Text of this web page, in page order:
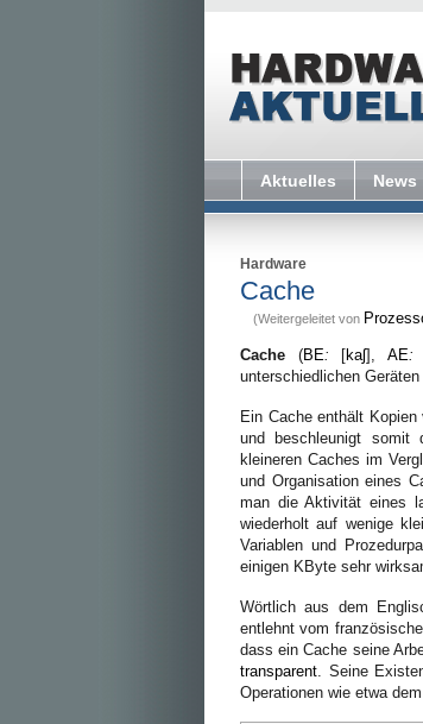
Aktuelles News
Hardware
Cache
(Weitergeleitet von
Cache (BE: [kaʃ], AE:
unterschiedlichen
Ein Cache enthält
und beschleunigt somit
kleineren Caches im
und Organisation eines
man die Aktivität eines
wiederholt auf wenige
Variablen und
einigen KByte sehr
Wörtlich aus dem
entlehnt vom
dass ein Cache seine
transparent . Seine
Operationen wie etwa dem